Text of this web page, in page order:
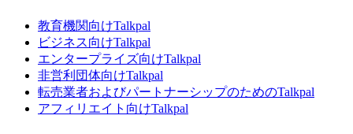
教育機関向けTalkpal
ビジネス向けTalkpal
エンタープライズ向けTalkpal
非営利団体向けTalkpal
転売業者およびパートナーシップのためのTalkpal
アフィリエイト向けTalkpal